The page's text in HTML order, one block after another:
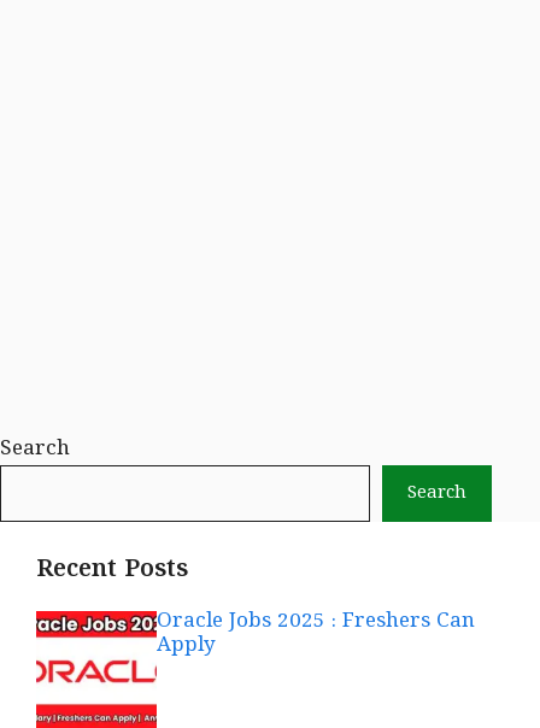
Search
Search
Recent Posts
Oracle Jobs 2025 : Freshers Can
Apply